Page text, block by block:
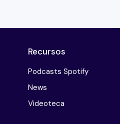
Recursos
Podcasts Spotify
News
Videoteca